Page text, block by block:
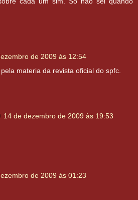
de 2009 às 12:54
materia da revista oficial do spfc.
14 de dezembro de 2009 às 19:53
de 2009 às 01:23